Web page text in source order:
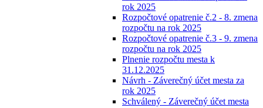
rok 2025
Rozpočtové opatrenie č.2 - 8. zmena
rozpočtu na rok 2025
Rozpočtové opatrenie č.3 - 9. zmena
rozpočtu na rok 2025
Plnenie rozpočtu mesta k
31.12.2025
Návrh - Záverečný účet mesta za
rok 2025
Schválený - Záverečný účet mesta